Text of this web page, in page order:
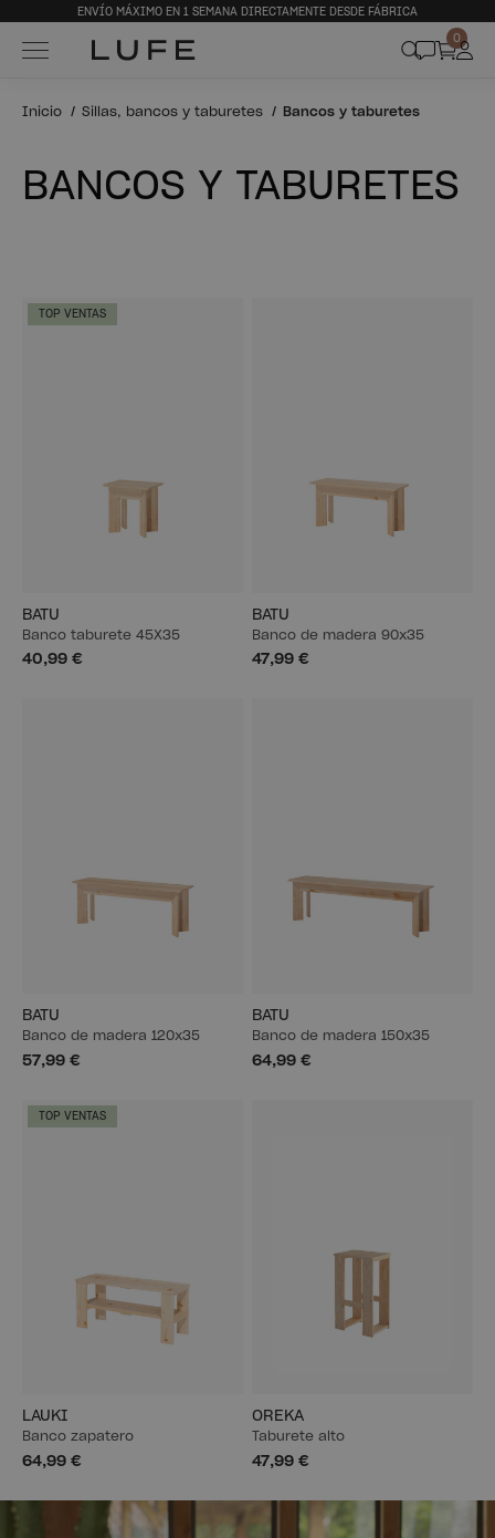
ENVÍO MÁXIMO EN 1 SEMANA DIRECTAMENTE DESDE FÁBRICA
0
Inicio Sillas, bancos y taburetes Bancos y taburetes
BANCOS Y TABURETES
TOP VENTAS
BATU
Banco taburete 45X35
40,99 €
BATU
Banco de madera 90x35
47,99 €
BATU
Banco de madera 120x35
57,99 €
BATU
Banco de madera 150x35
64,99 €
TOP VENTAS
LAUKI
Banco zapatero
64,99 €
OREKA
Taburete alto
47,99 €